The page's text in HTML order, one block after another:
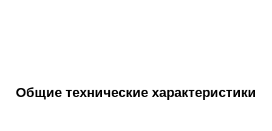
Общие технические характеристики